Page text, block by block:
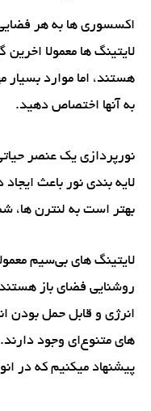
اکسسوری ها به هر
لایتینگ ها معمولا اخرین
هستند، اما موارد
به آنها اختصاص دهید.
نورپردازی یک عنصر
لایه بندی نور باعث
بهتر است به لنترن ها،
لایتینگ های بی‌سیم
روشنایی فضای باز
انرژی و قابل حمل بودن
های متنوع‌ای وجود
پیشنهاد میکنیم که در